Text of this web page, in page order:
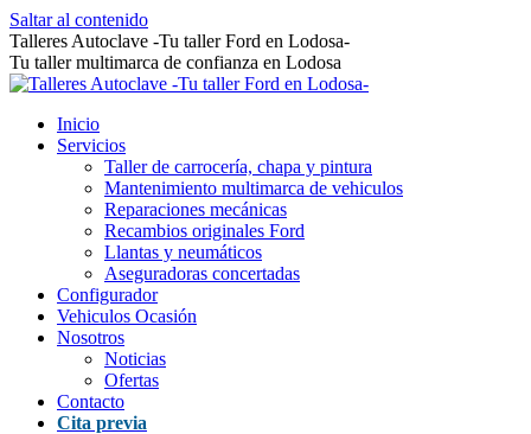
Saltar al contenido
Talleres Autoclave -Tu taller Ford en Lodosa-
Tu taller multimarca de confianza en Lodosa
Inicio
Servicios
Taller de carrocería, chapa y pintura
Mantenimiento multimarca de vehiculos
Reparaciones mecánicas
Recambios originales Ford
Llantas y neumáticos
Aseguradoras concertadas
Configurador
Vehiculos Ocasión
Nosotros
Noticias
Ofertas
Contacto
Cita previa